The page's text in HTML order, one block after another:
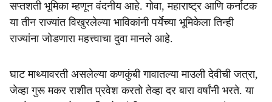
सप्तशती भूमिका म्हणून वंदनीय आहे. गोवा, महाराष्ट्र आणि कर्नाटक
या तीन राज्यांत विखुरलेल्या भाविकांनी पर्येच्या भूमिकेला तिन्ही
राज्यांना जोडणारा महत्त्वाचा दुवा मानले आहे.
घाट माथ्यावरती असलेल्या कणकुंबी गावातल्या माउली देवीची जत्रा,
जेव्हा गुरू मकर राशीत प्रवेश करतो तेव्हा दर बारा वर्षांनी भरते. या